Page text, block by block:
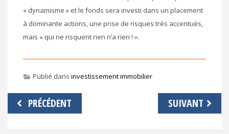
« dynamisme » et le fonds sera investi dans un placement
à dominante actions, une prise de risques très accentués,
mais « qui ne risquent rien n’a rien ! ».
Publié dans investissement immobilier
Navigation
de
PRÉCÉDENT SUIVANT